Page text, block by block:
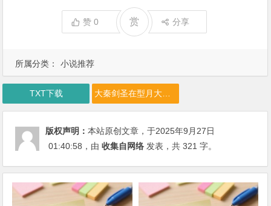
所属分类： 小说推荐
赞0 赏 分享
TXT下载 大秦剑圣在型月大秦下载
版权声明：本站原创文章，于2025年9月27日
01:40:58 ，由收集自网络 发表，共 321 字。